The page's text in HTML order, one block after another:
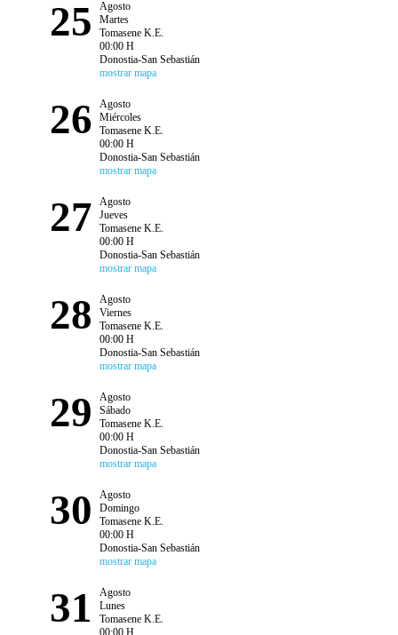
25
Agosto
Martes
Tomasene K.E.
00:00 H
Donostia-San Sebastián
mostrar mapa
26
Agosto
Miércoles
Tomasene K.E.
00:00 H
Donostia-San Sebastián
mostrar mapa
27
Agosto
Jueves
Tomasene K.E.
00:00 H
Donostia-San Sebastián
mostrar mapa
28
Agosto
Viernes
Tomasene K.E.
00:00 H
Donostia-San Sebastián
mostrar mapa
29
Agosto
Sábado
Tomasene K.E.
00:00 H
Donostia-San Sebastián
mostrar mapa
30
Agosto
Domingo
Tomasene K.E.
00:00 H
Donostia-San Sebastián
mostrar mapa
31
Agosto
Lunes
Tomasene K.E.
00:00 H